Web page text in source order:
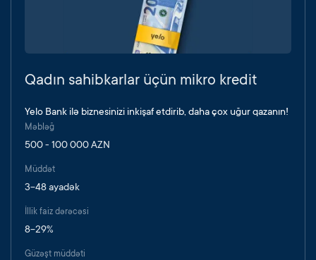
Qadın sahibkarlar üçün mikro kredit
Yelo Bank ilə biznesinizi inkişaf etdirib, daha çox uğur qazanın!
Məbləğ
500 - 100 000 AZN
Müddət
3-48 ayadək
İllik faiz dərəcəsi
8-29%
Güzəşt müddəti